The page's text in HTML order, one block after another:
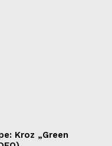
Kroz „Green